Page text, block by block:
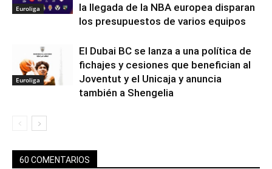
Euroliga
la llegada de la NBA europea disparan
los presupuestos de varios equipos
Euroliga
El Dubai BC se lanza a una política de
fichajes y cesiones que benefician al
Joventut y el Unicaja y anuncia
también a Shengelia
60 COMENTARIOS